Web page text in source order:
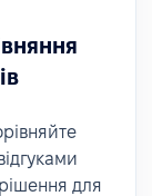
для